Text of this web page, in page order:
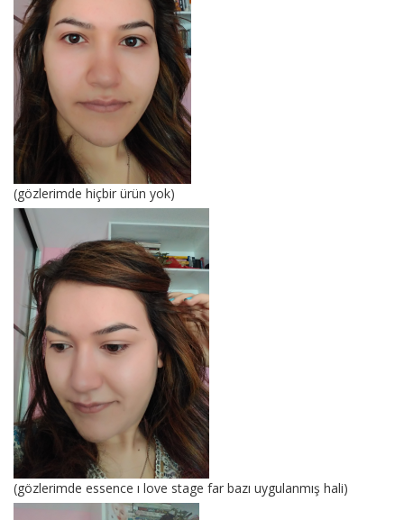
(gözlerimde hiçbir ürün yok)
(gözlerimde essence ı love stage far bazı uygulanmış hali)